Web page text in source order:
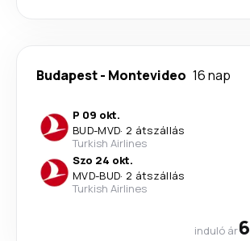
Budapest- Montevideo 16 nap
P 09 okt.
BUD-MVD· 2 átszállás
Turkish Airlines
Szo 24 okt.
MVD-BUD· 2 átszállás
Turkish Airlines
induló ár